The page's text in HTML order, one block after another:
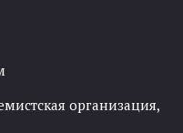
организация,